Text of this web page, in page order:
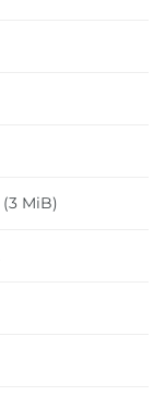
(3 MiB)